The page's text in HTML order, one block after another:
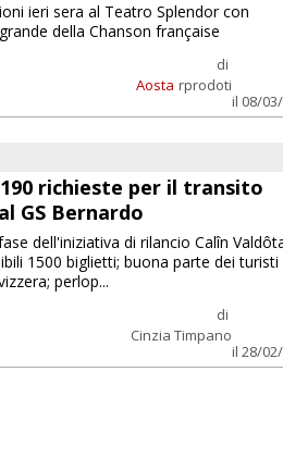
Aosta
di
rprodoti
il 08/
ieri sera al Teatro Splendor con
della Chanson française
richieste per il transito
GS Bernardo
di
Cinzia Timpano
il 28/
dell'iniziativa di rilancio Calîn
1500 biglietti; buona parte dei turisti
perlop...